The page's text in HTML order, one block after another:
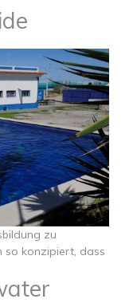
zu
so konzipiert, dass